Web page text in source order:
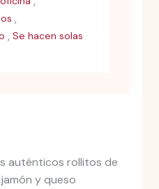
,
, Se hacen solas
auténticos rollitos de
y queso